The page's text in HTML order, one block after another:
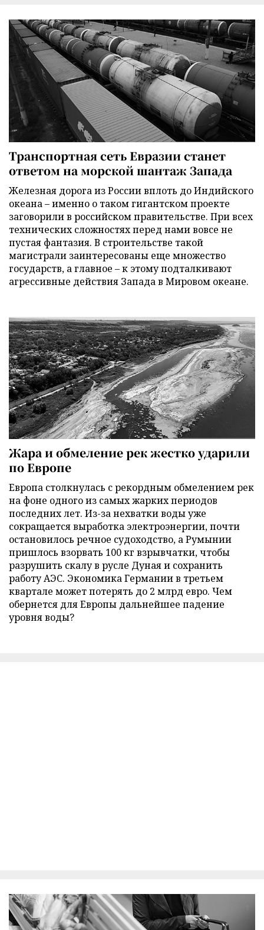
Транспортная сеть Евразии станет
ответом на морской шантаж Запада
Железная дорога из России вплоть до Индийского
океана – именно о таком гигантском проекте
заговорили в российском правительстве. При всех
технических сложностях перед нами вовсе не
пустая фантазия. В строительстве такой
магистрали заинтересованы еще множество
государств, а главное – к этому подталкивают
агрессивные действия Запада в Мировом океане.
Жара и обмеление рек жестко ударили
по Европе
Европа столкнулась с рекордным обмелением рек
на фоне одного из самых жарких периодов
последних лет. Из-за нехватки воды уже
сокращается выработка электроэнергии, почти
остановилось речное судоходство, а Румынии
пришлось взорвать 100 кг взрывчатки, чтобы
разрушить скалу в русле Дуная и сохранить
работу АЭС. Экономика Германии в третьем
квартале может потерять до 2 млрд евро. Чем
обернется для Европы дальнейшее падение
уровня воды?